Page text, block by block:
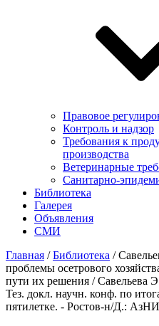
Правовое
Контроль и надзор
Требования к
производства
Ветеринарные
Санитарно-
Библиотека
Галерея
Объявления
СМИ
Главная /Библиотека /
проблемы осетрового
пути их решения / Савельева
Тез. докл. научн. конф. по
пятилетке. - Ростов-н/Д.: